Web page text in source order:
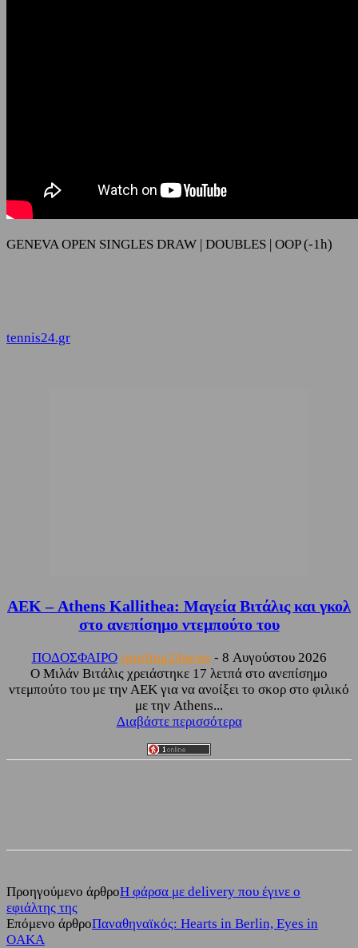
GENEVA OPEN SINGLES DRAW | DOUBLES | OOP (-1h)
tennis24.gr
ΑΕΚ – Athens Kallithea: Μαγεία Βιτάλις και γκολ
στο ανεπίσημο ντεμπούτο του
ΠΟΔΟΣΦΑΙΡΟ sporting24news - 8 Αυγούστου 2026
O Μιλάν Βιτάλις χρειάστηκε 17 λετπά στο ανεπίσημο
ντεμπούτο του με την ΑΕΚ για να ανοίξει το σκορ στο φιλικό
με την Athens...
Διαβάστε περισσότερα
Προηγούμενο άρθροΗ φάρσα με delivery που έγινε ο
εφιάλτης της
Επόμενο άρθροΠαναθηναϊκός: Hearts in Berlin, Eyes in
OAKA